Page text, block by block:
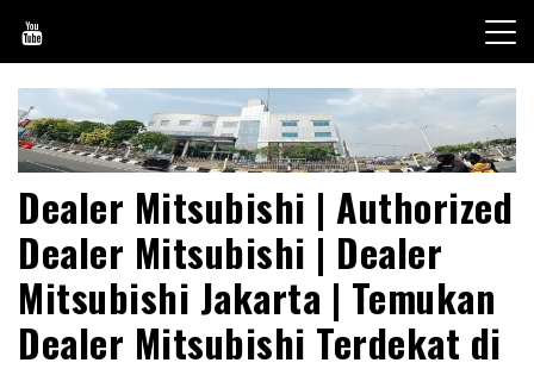
content
Dealer Mitsubishi | Authorized
Dealer Mitsubishi | Dealer
Mitsubishi Jakarta | Temukan
Dealer Mitsubishi Terdekat di